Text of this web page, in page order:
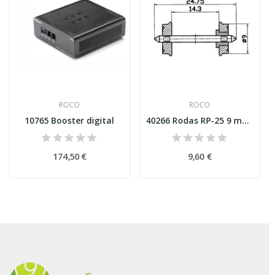
ROCO
10765 Booster digital
174,50 €
ROCO
40266 Rodas RP-25 9 mm Esc H0
9,60 €